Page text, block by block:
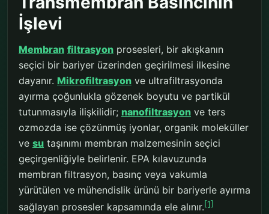
İşlevi
Membran filtrasyon prosesleri, bir akışkanın
seçici bir bariyer üzerinden geçirilmesi ilkesine
dayanır. Mikrofiltrasyon ve ultrafiltrasyonda
ayırma çoğunlukla gözenek boyutu ve partikül
tutunmasıyla ilişkilidir; nanofiltrasyon ve ters
ozmozda ise çözünmüş iyonlar, organik moleküller
ve su taşınımı membran malzemesinin seçici
geçirgenliğiyle belirlenir. EPA kılavuzunda
membran filtrasyon, basınç veya vakumla
yürütülen ve mühendislik ürünü bir bariyerle ayırma
sağlayan prosesler kapsamında ele alınır.[1]